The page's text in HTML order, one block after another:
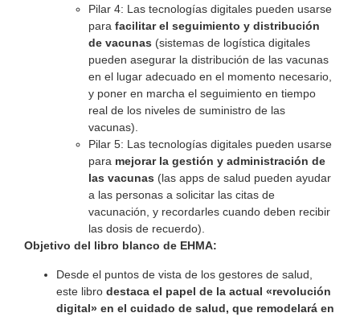
Pilar 4: Las tecnologías digitales pueden usarse
para facilitar el seguimiento y distribución
de vacunas (sistemas de logística digitales
pueden asegurar la distribución de las vacunas
en el lugar adecuado en el momento necesario,
y poner en marcha el seguimiento en tiempo
real de los niveles de suministro de las
vacunas).
Pilar 5: Las tecnologías digitales pueden usarse
para mejorar la gestión y administración de
las vacunas (las apps de salud pueden ayudar
a las personas a solicitar las citas de
vacunación, y recordarles cuando deben recibir
las dosis de recuerdo).
Objetivo del libro blanco de EHMA:
Desde el puntos de vista de los gestores de salud,
este libro destaca el papel de la actual «revolución
digital» en el cuidado de salud, que remodelará en